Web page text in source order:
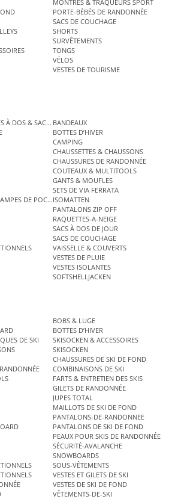
MONTRES & TRAQUEURS SPORT
PORTE-BÉBÉS DE RANDONNÉE
SACS DE COUCHAGE
SHORTS
SURVÊTEMENTS
TONGS
VÉLOS
VESTES DE TOURISME
À DOS & SACS ÉTANCHES
BANDEAUX
BOTTES D’HIVER
CAMPING
CHAUSSETTES & CHAUSSONS
CHAUSSURES DE RANDONNÉE
COUTEAUX & MULTITOOLS
GANTS & MOUFLES
SETS DE VIA FERRATA
DE POCHEISOMATTEN
PANTALONS ZIP OFF
RAQUETTES-A-NEIGE
SACS À DOS DE JOUR
SACS DE COUCHAGE
VAISSELLE & COUVERTS
VESTES DE PLUIE
VESTES ISOLANTES
SOFTSHELLJACKEN
BOBS & LUGE
BOTTES D’HIVER
DE SKI
SKISOCKEN & ACCESSOIRES
SKISOCKEN
CHAUSSURES DE SKI DE FOND
COMBINAISONS DE SKI
FARTS & ENTRETIEN DES SKIS
GILETS DE RANDONNÉE
JUPES TOTAL
MAILLOTS DE SKI DE FOND
PANTALONS-DE-RANDONNEE
PANTALONS DE SKI DE FOND
PEAUX POUR SKIS DE RANDONNÉE
SÉCURITÉ-AVALANCHE
SNOWBOARDS
SOUS-VÊTEMENTS
VESTES ET GILETS DE SKI
VESTES DE SKI DE FOND
VÊTEMENTS-DE-SKI